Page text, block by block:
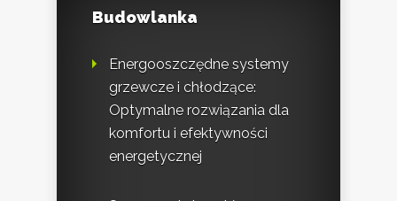
Budowlanka
Energooszczędne systemy
grzewcze i chłodzące:
Optymalne rozwiązania dla
komfortu i efektywności
energetycznej